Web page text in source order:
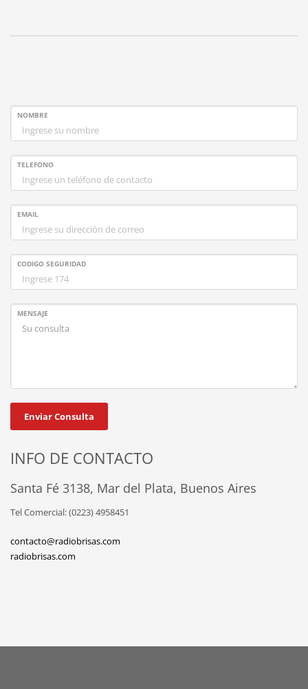
NOMBRE
TELEFONO
EMAIL
CODIGO SEGURIDAD
MENSAJE
INFO DE CONTACTO
Santa Fé 3138, Mar del Plata, Buenos Aires
Tel Comercial: (0223) 4958451
contacto@radiobrisas.com
radiobrisas.com